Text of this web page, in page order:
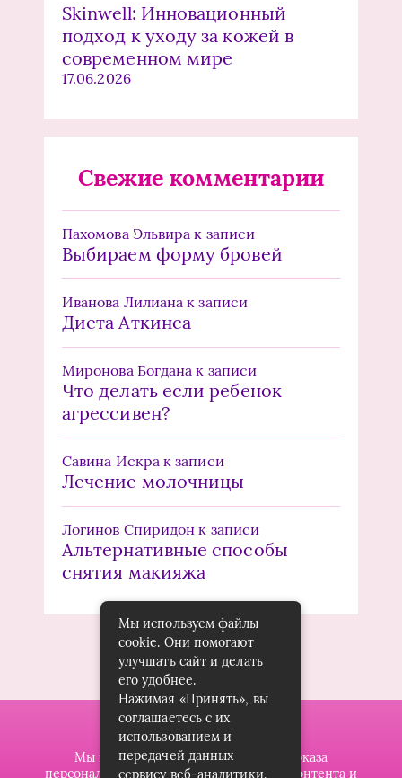
Skinwell: Инновационный
подход к уходу за кожей в
современном мире
17.06.2026
Свежие комментарии
Пахомова Эльвира к записи
Выбираем форму бровей
Иванова Лилиана к записи
Диета Аткинса
Миронова Богдана к записи
Что делать если ребенок
агрессивен?
Савина Искра к записи
Лечение молочницы
Логинов Спиридон к записи
Альтернативные способы
снятия макияжа
Мы используем файлы cookie для показа
персонализированной рекламы и/или контента и
Мы используем файлы
cookie. Они помогают
улучшать сайт и делать
его удобнее.
Нажимая «Принять», вы
соглашаетесь с их
использованием и
передачей данных
сервису веб-аналитики.